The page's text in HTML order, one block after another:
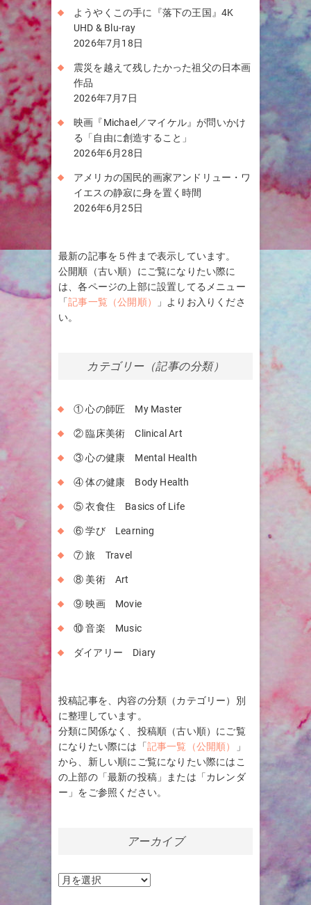
ようやくこの手に『落下の王国』4K
UHD & Blu-ray
2026年7月18日
震災を越えて残したかった祖父の日本画
作品
2026年7月7日
映画『Michael／マイケル』が問いかけ
る「自由に創造すること」
2026年6月28日
アメリカの国民的画家アンドリュー・ワ
イエスの静寂に身を置く時間
2026年6月25日
最新の記事を５件まで表示しています。
公開順（古い順）にご覧になりたい際に
は、各ページの上部に設置してるメニュー
「記事一覧（公開順）
」よりお入りくださ
い。
カテゴリー（記事の分類）
① 心の師匠 My Master
② 臨床美術 Clinical Art
③ 心の健康 Mental Health
④ 体の健康 Body Health
⑤ 衣食住 Basics of Life
⑥ 学び Learning
⑦ 旅 Travel
⑧ 美術 Art
⑨ 映画 Movie
⑩ 音楽 Music
ダイアリー Diary
投稿記事を、内容の分類（カテゴリー）別
に整理しています。
分類に関係なく、投稿順（古い順）にご覧
になりたい際には「記事一覧（公開順）
」
から、新しい順にご覧になりたい際にはこ
の上部の「最新の投稿」または「カレンダ
ー」をご参照ください。
アーカイブ
ア